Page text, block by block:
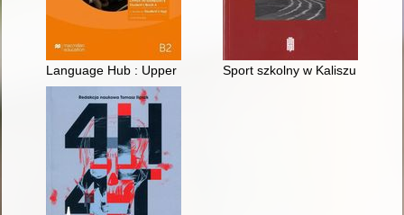
Language Hub : Upper Intermediate : Student's Book A : B2
Sport szkolny w Kaliszu do